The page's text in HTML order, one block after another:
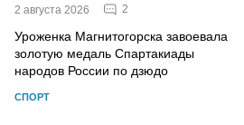
2 августа 2026 2
Уроженка Магнитогорска завоевала
золотую медаль Спартакиады
народов России по дзюдо
СПОРТ